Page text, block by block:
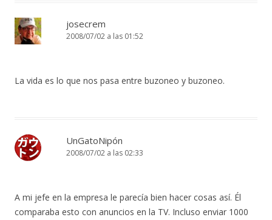
josecrem
2008/07/02 a las 01:52
La vida es lo que nos pasa entre buzoneo y buzoneo.
UnGatoNipón
2008/07/02 a las 02:33
A mi jefe en la empresa le parecía bien hacer cosas así. Él
comparaba esto con anuncios en la TV. Incluso enviar 1000